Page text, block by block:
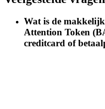
Wat is de
Attention Token
creditcard of